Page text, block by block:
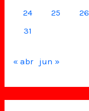
24
25 26
31
« abr jun »